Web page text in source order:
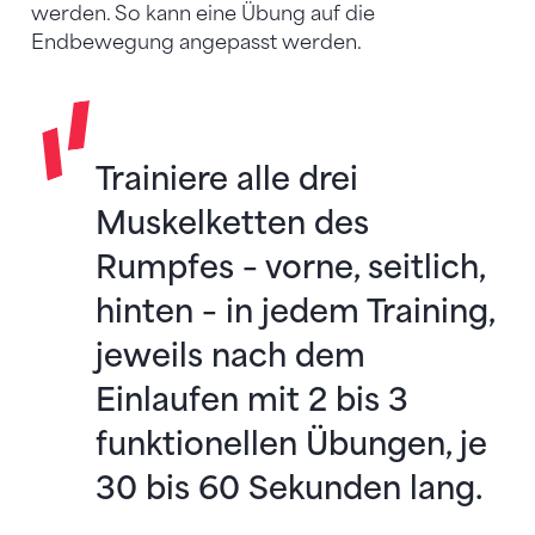
werden. So kann eine Übung auf die
Endbewegung angepasst werden.
Trainiere alle drei
Muskelketten des
Rumpfes – vorne, seitlich,
hinten – in jedem Training,
jeweils nach dem
Einlaufen mit 2 bis 3
funktionellen Übungen, je
30 bis 60 Sekunden lang.